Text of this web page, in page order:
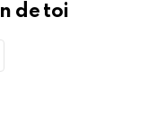
de toi